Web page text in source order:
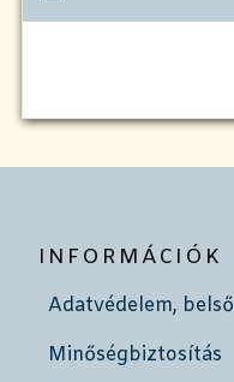
INFORMÁCIÓK
Adatvédelem,
Minőségbiztosítás